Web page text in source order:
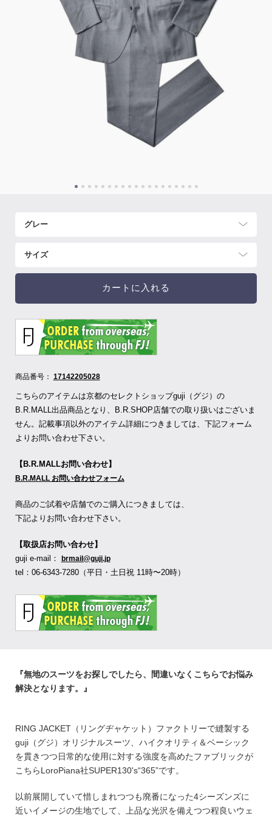
カートに入れる
商品番号： 17142205028
こちらのアイテムは京都のセレクトショップguji（グジ）の
B.R.MALL出品商品となり、B.R.SHOP店舗での取り扱いはございま
せん。記載事項以外のアイテム詳細につきましては、下記フォーム
よりお問い合わせ下さい。
【B.R.MALLお問い合わせ】
B.R.MALL お問い合わせフォーム
商品のご試着や店舗でのご購入につきましては、
下記よりお問い合わせ下さい。
【取扱店お問い合わせ】
guji e-mail：
brmail@guji.jp
tel：06-6343-7280（平日・土日祝 11時〜20時）
『無地のスーツをお探しでしたら、間違いなくこちらでお悩み
解決となります。』
RING JACKET（リングヂャケット）ファクトリーで縫製する
guji（グジ）オリジナルスーツ、ハイクオリティ＆ベーシック
を貫きつつ日常的な使用に対する強度を高めたファブリックが
こちらLoroPiana社SUPER130's“365”です。
以前展開していて惜しまれつつも廃番になった4シーズンズに
近いイメージの生地でして、上品な光沢を備えつつ程良いウェ